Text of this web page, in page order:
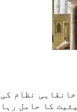
نظام کی
کا حامل رہا